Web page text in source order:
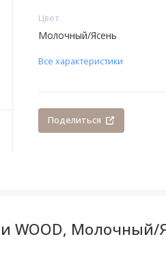
Цвет
Молочный/Ясень
Все характеристики
Поделиться
WOOD, Молочный/